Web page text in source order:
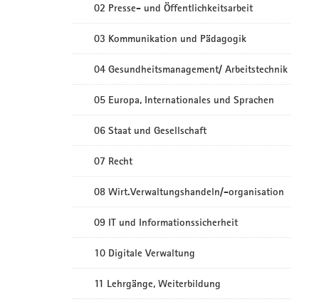
02 Presse- und Öffentlichkeitsarbeit
03 Kommunikation und Pädagogik
04 Gesundheitsmanagement/ Arbeitstechnik
05 Europa, Internationales und Sprachen
06 Staat und Gesellschaft
07 Recht
08 Wirt.Verwaltungshandeln/-organisation
09 IT und Informationssicherheit
10 Digitale Verwaltung
11 Lehrgänge, Weiterbildung